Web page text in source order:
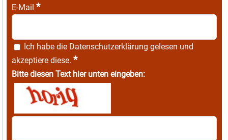
E-Mail *
Ich habe die Datenschutzerklärung gelesen und
akzeptiere diese. *
Bitte diesen Text hier unten eingeben: